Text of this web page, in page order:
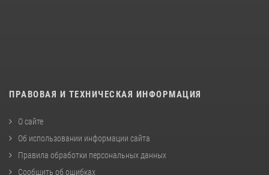
ПРАВОВАЯ И ТЕХНИЧЕСКАЯ ИНФОРМАЦИЯ
О сайте
Об использовании информации сайта
Правила обработки персональных данных
Сообщить об ошибках